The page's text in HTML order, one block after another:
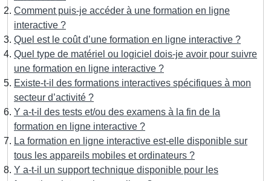
Comment puis-je accéder à une formation en ligne
interactive ?
Quel est le coût d’une formation en ligne interactive ?
Quel type de matériel ou logiciel dois-je avoir pour suivre
une formation en ligne interactive ?
Existe-t-il des formations interactives spécifiques à mon
secteur d’activité ?
Y a-t-il des tests et/ou des examens à la fin de la
formation en ligne interactive ?
La formation en ligne interactive est-elle disponible sur
tous les appareils mobiles et ordinateurs ?
Y a-t-il un support technique disponible pour les